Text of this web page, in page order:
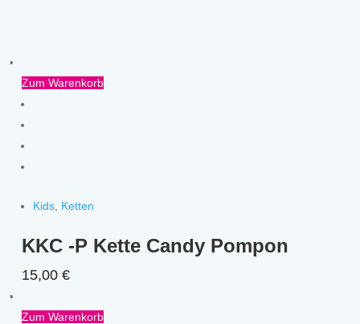
Zum Warenkorb
Kids Ketten
KKC -P Kette Candy Pompon
15,00€
Zum Warenkorb